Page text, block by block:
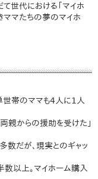
て世代における「マイホ
ママたちの夢のマイホ
世帯のママも4人に1人
親からの援助を受けた」
数だが、現実とのギャッ
数以上。マイホーム購入